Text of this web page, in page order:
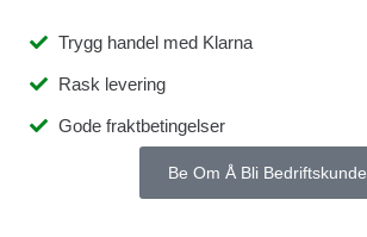
Trygg handel med Klarna
Rask levering
Gode fraktbetingelser
Be Om Å Bli Bedriftskunde